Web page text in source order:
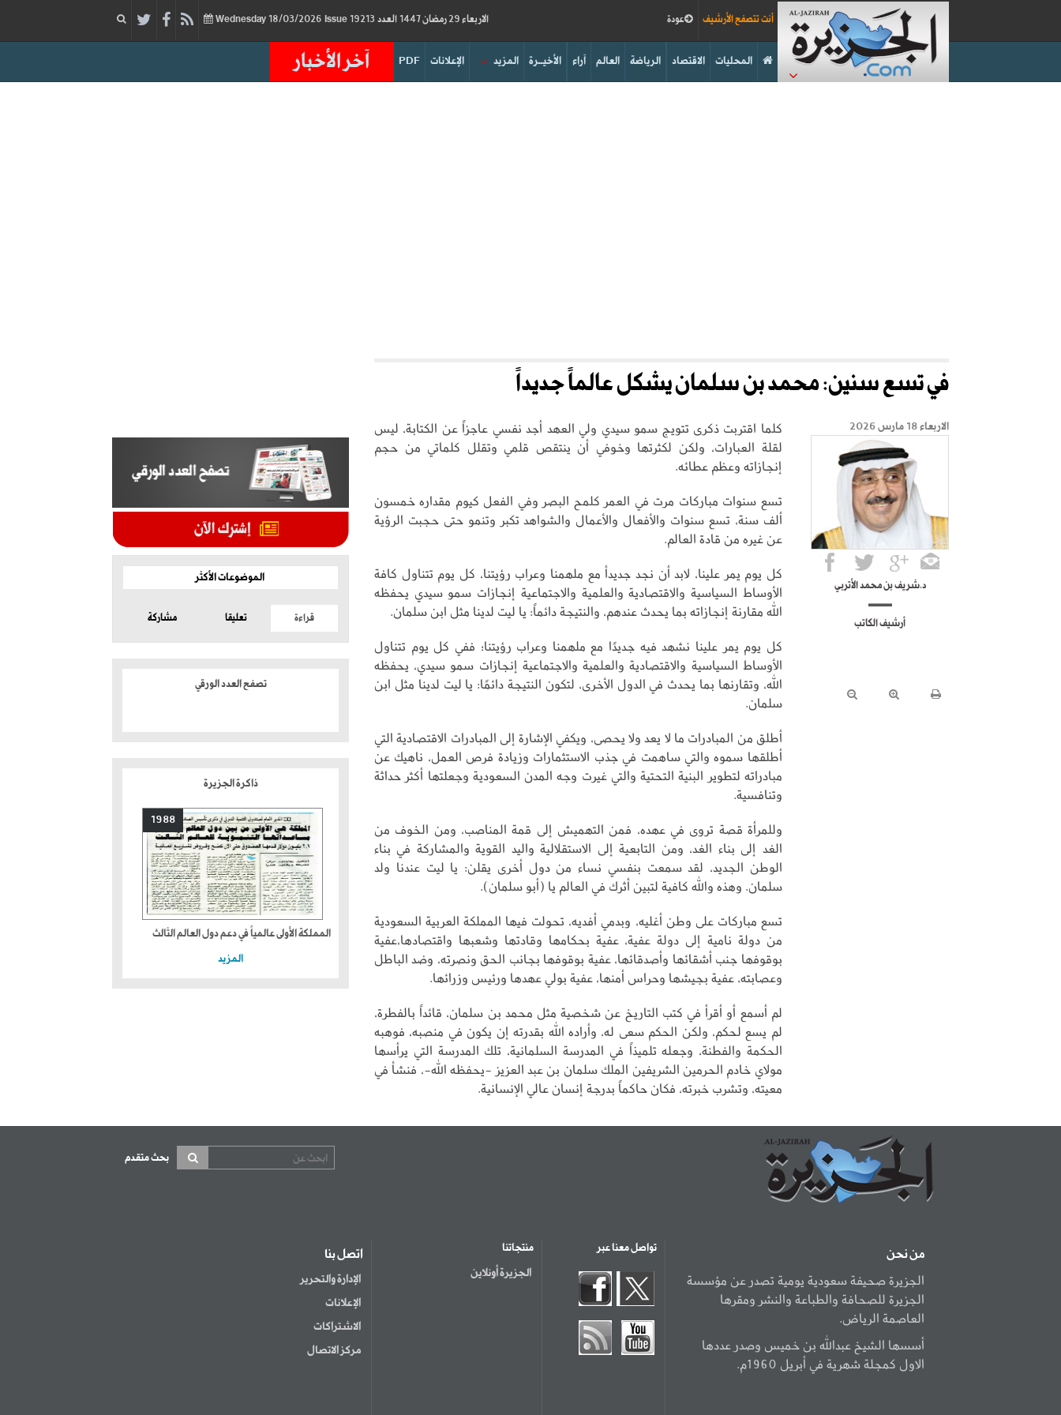
الاربعاء 29 رمضان 1447 العدد 19213 18/03/2026 Issue عودة أنت تتصفح الأرشيف
آخر الأخبار PDF الإعلانات المزيد الأخيــرة آراء العالم الرياضة الاقتصاد المحليات
في تسع سنين: محمد بن سلمان يشكل عالماً جديداً
الاربعاء 18 مارس 2026
د.شريف بن محمد الأتربي
أرشيف الكاتب
كلما اقتربت ذكرى تتويج سمو سيدي ولي العهد أجد نفسي عاجزاً عن الكتابة، ليس
لقلة العبارات، ولكن لكثرتها وخوفي أن ينتقص قلمي وتقلل كلماتي من حجم
إنجازاته وعظم عطائه.
تسع سنوات مباركات مرت في العمر كلمح البصر وفي الفعل كيوم مقداره خمسون
ألف سنة، تسع سنوات والأفعال والأعمال والشواهد تكبر وتنمو حتى حجبت الرؤية
عن غيره من قادة العالم.
كل يوم يمر علينا، لابد أن نجد جديدأ مع ملهمنا وعراب رؤيتنا، كل يوم تتناول كافة
الأوساط السياسية والاقتصادية والعلمية والاجتماعية إنجازات سمو سيدي يحفظه
الله مقارنة إنجازاته بما يحدث عندهم، والنتيجة دائماً: يا ليت لدينا مثل ابن سلمان.
كل يوم يمر علينا نشهد فيه جديدًا مع ملهمنا وعراب رؤيتنا؛ ففي كل يوم تتناول
الأوساط السياسية والاقتصادية والعلمية والاجتماعية إنجازات سمو سيدي، يحفظه
الله، وتقارنها بما يحدث في الدول الأخرى، لتكون النتيجة دائمًا: يا ليت لدينا مثل ابن
سلمان.
أطلق من المبادرات ما لا يعد ولا يحصى، ويكفي الإشارة إلى المبادرات الاقتصادية التي
أطلقها سموه والتي ساهمت في جذب الاستثمارات وزيادة فرص العمل، ناهيك عن
مبادراته لتطوير البنية التحتية والتي غيرت وجه المدن السعودية وجعلتها أكثر حداثة
وتنافسية.
وللمرأة قصة تروى في عهده، فمن التهميش إلى قمة المناصب، ومن الخوف من
الغد إلى بناء الغد، ومن التابعية إلى الاستقلالية واليد القوية والمشاركة في بناء
الوطن الجديد، لقد سمعت بنفسي نساء من دول أخرى يقلن: يا ليت عندنا ولد
سلمان. وهذه والله كافية لتبين أثرك في العالم يا (أبو سلمان).
تسع مباركات على وطن أغليه، وبدمي أفديه، تحولت فيها المملكة العربية السعودية
من دولة نامية إلى دولة عفية، عفية بحكامها وقادتها وشعبها واقتصادها،عفية
بوقوفها جنب أشقائها وأصدقائها، عفية بوقوفها بجانب الحق ونصرته، وضد الباطل
وعصابته، عفية بجيشها وحراس أمنها، عفية بولي عهدها ورئيس وزرائها.
لم أسمع أو أقرأ في كتب التاريخ عن شخصية مثل محمد بن سلمان، قائداً بالفطرة،
لم يسع لحكم، ولكن الحكم سعى له، وأراده الله بقدرته إن يكون في منصبه، فوهبه
الحكمة والفطنة، وجعله تلميذاً في المدرسة السلمانية، تلك المدرسة التي يرأسها
مولاي خادم الحرمين الشريفين الملك سلمان بن عبد العزيز -يحفظه الله-، فنشأ في
معيته، وتشرب خبرته، فكان حاكماً بدرجة إنسان عالي الإنسانية.
الموضوعات الأكثر
قراءة تعليقا مشاركة
تصفح العدد الورقي
ذاكرة الجزيرة
1988
المملكة الأولى عالمياً في دعم دول العالم الثالث
المزيد
بحث متقدم
من نحن
الجزيرة صحيفة سعودية يومية تصدر عن مؤسسة
الجزيرة للصحافة والطباعة والنشر ومقرها
العاصمة الرياض.
أسسها الشيخ عبدالله بن خميس وصدر عددها
الاول كمجلة شهرية في أبريل 1960م.
تواصل معنا عبر منتجاتنا
الجزيرة أونلاين
اتصل بنا
الإدارة والتحرير
الإعلانات
الاشتراكات
مركز الاتصال